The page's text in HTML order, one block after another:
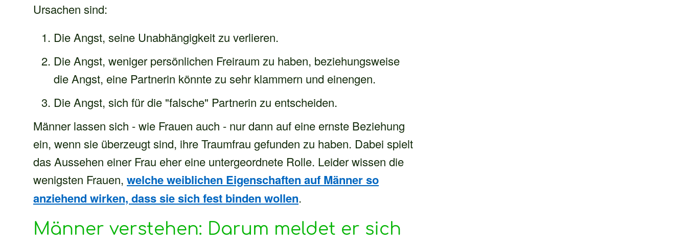
Ursachen sind:
Die Angst, seine Unabhängigkeit zu verlieren.
Die Angst, weniger persönlichen Freiraum zu haben, beziehungsweise
die Angst, eine Partnerin könnte zu sehr klammern und einengen.
Die Angst, sich für die "falsche" Partnerin zu entscheiden.
Männer lassen sich - wie Frauen auch - nur dann auf eine ernste Beziehung
ein, wenn sie überzeugt sind, ihre Traumfrau gefunden zu haben. Dabei spielt
das Aussehen einer Frau eher eine untergeordnete Rolle. Leider wissen die
wenigsten Frauen, welche weiblichen Eigenschaften auf Männer so
anziehend wirken, dass sie sich fest binden wollen.
Männer verstehen: Darum meldet er sich